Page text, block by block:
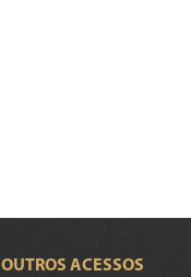
OUTROS ACESSOS